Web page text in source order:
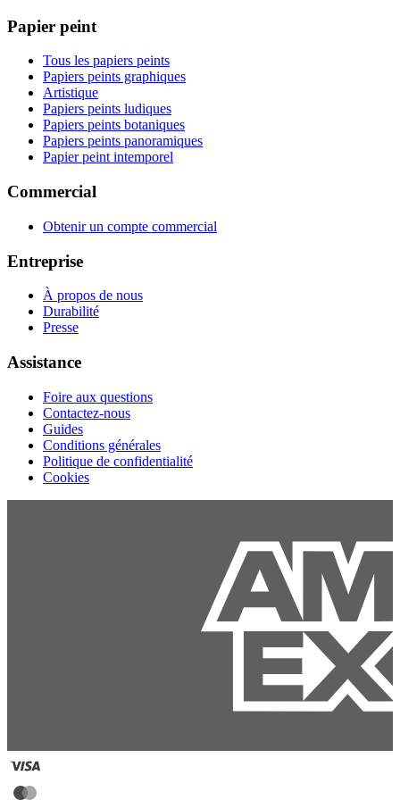
Papier peint
Tous les papiers peints
Papiers peints graphiques
Artistique
Papiers peints ludiques
Papiers peints botaniques
Papiers peints panoramiques
Papier peint intemporel
Commercial
Obtenir un compte commercial
Entreprise
À propos de nous
Durabilité
Presse
Assistance
Foire aux questions
Contactez-nous
Guides
Conditions générales
Politique de confidentialité
Cookies